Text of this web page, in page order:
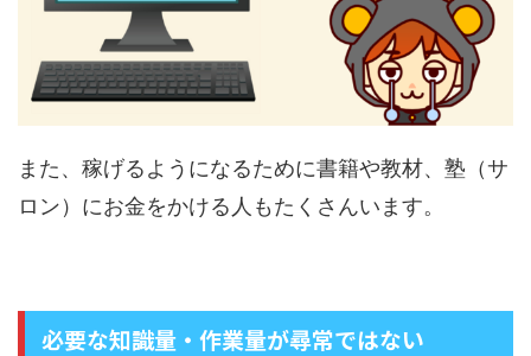
また、稼げるようになるために書籍や教材、塾（サ
ロン）にお金をかける人もたくさんいます。
必要な知識量・作業量が尋常ではない